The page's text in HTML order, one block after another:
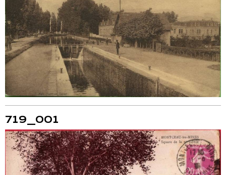
719_001